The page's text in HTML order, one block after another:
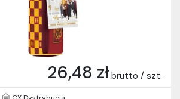
26,48 zł brutto / szt.